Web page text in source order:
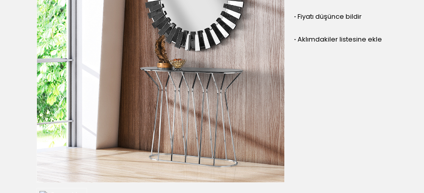
·Fiyatı düşünce bildir
·Aklımdakiler listesine ekle